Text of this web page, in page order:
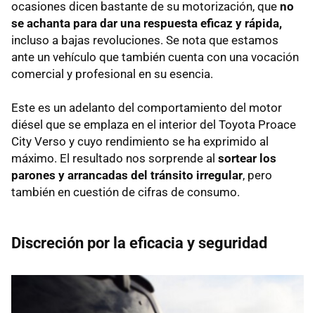
ocasiones dicen bastante de su motorización, que no
se achanta para dar una respuesta eficaz y rápida,
incluso a bajas revoluciones. Se nota que estamos
ante un vehículo que también cuenta con una vocación
comercial y profesional en su esencia.
Este es un adelanto del comportamiento del motor
diésel que se emplaza en el interior del Toyota Proace
City Verso y cuyo rendimiento se ha exprimido al
máximo. El resultado nos sorprende al sortear los
parones y arrancadas del tránsito irregular, pero
también en cuestión de cifras de consumo.
Discreción por la eficacia y seguridad